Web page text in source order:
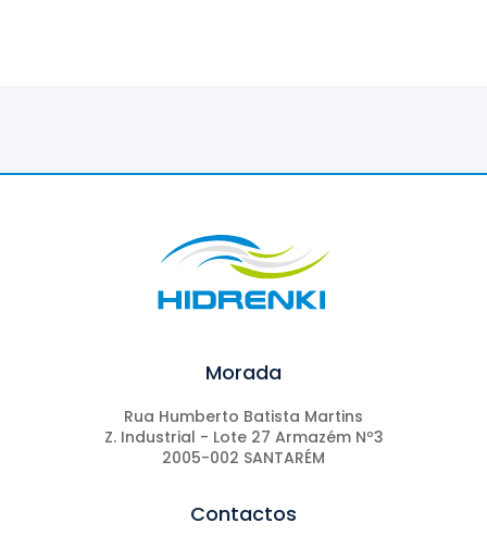
Morada
Rua Humberto Batista Martins
Z. Industrial - Lote 27 Armazém Nº3
2005-002 SANTARÉM
Contactos